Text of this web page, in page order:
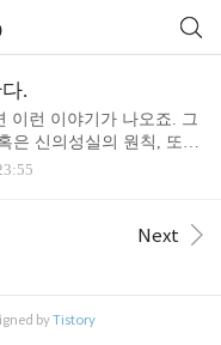
.
이런 이야기가 나오죠. 그
은 신의성실의 원칙, 또는
음과 같습니다. 신뢰보호
그대로 행정청의 어떠한
때문이죠. 이런 판례도 있
Next
byTistory